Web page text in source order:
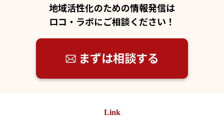
地域活性化のための情報発信は
ロコ・ラボにご相談ください！
まずは相談する
Link